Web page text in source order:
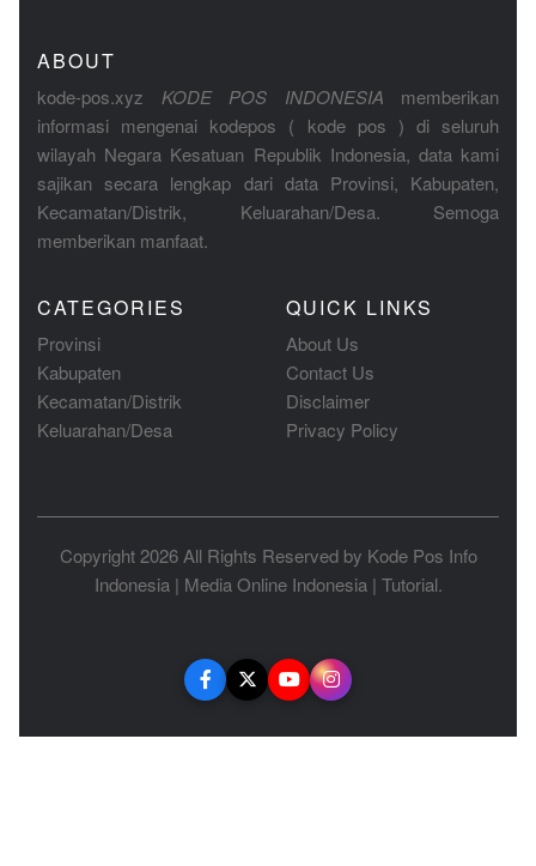
ABOUT
kode-pos.xyz KODE POS INDONESIA memberikan
informasi mengenai kodepos ( kode pos ) di seluruh
wilayah Negara Kesatuan Republik Indonesia, data kami
sajikan secara lengkap dari data Provinsi, Kabupaten,
Kecamatan/Distrik, Keluarahan/Desa. Semoga
memberikan manfaat.
CATEGORIES
Provinsi
Kabupaten
Kecamatan/Distrik
Keluarahan/Desa
QUICK LINKS
About Us
Contact Us
Disclaimer
Privacy Policy
Copyright 2026 All Rights Reserved by Kode Pos Info
Indonesia| Media Online Indonesia| Tutorial.